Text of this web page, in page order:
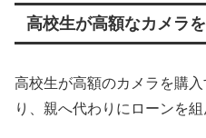
高校生が高額なカメラ
高校生が高額のカメラを購
り、親へ代わりにローンを